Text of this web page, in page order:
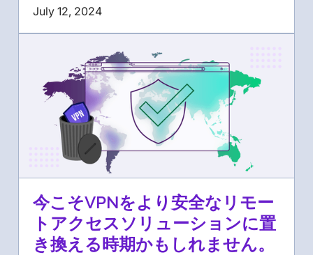
July 12, 2024
今こそVPNをより安全なリモー
トアクセスソリューションに置
き換える時期かもしれません。